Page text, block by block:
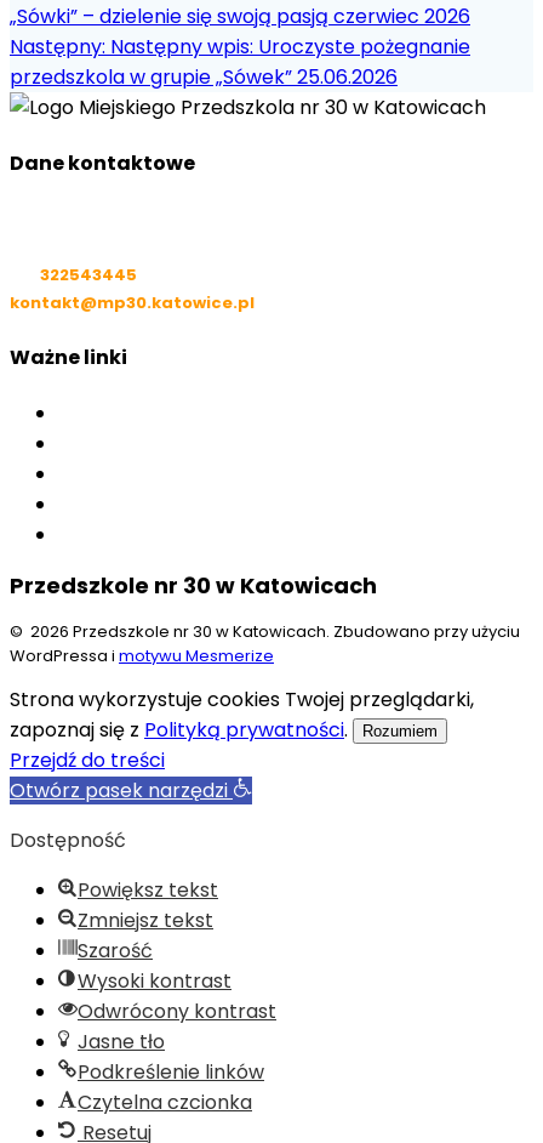
„Sówki” – dzielenie się swoją pasją czerwiec 2026
Następny: Następny wpis: Uroczyste pożegnanie
przedszkola w grupie „Sówek” 25.06.2026
Dane kontaktowe
322543445
kontakt@mp30.katowice.pl
Ważne linki
Przedszkole nr 30 w Katowicach
© 2026 Przedszkole nr 30 w Katowicach. Zbudowano przy użyciu
WordPressa i motywu Mesmerize
Strona wykorzystuje cookies Twojej przeglądarki,
zapoznaj się z Polityką prywatności. Rozumiem
Przejdź do treści
Otwórz pasek narzędzi
Dostępność
Powiększ tekst
Zmniejsz tekst
Szarość
Wysoki kontrast
Odwrócony kontrast
Jasne tło
Podkreślenie linków
Czytelna czcionka
Resetuj